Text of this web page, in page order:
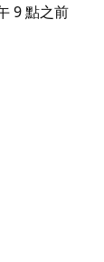
9 點之前
家庭和愛
，可從動
的海灘，
9 點之前